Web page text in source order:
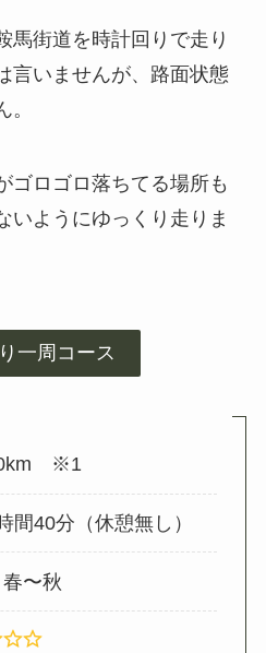
馬街道を時計回りで走り
言いませんが、路面状態
ゴロゴロ落ちてる場所も
いようにゆっくり走りま
一周コース
※1
間40分（休憩無し）
〜秋